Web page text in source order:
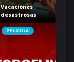
Vacaciones
desastrosas
PELICULA